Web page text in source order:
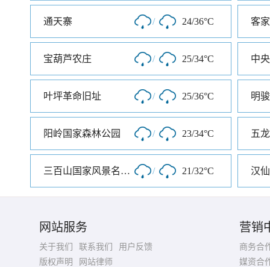
通天寨 / 24/36°C 客
宝葫芦农庄 / 25/34°C
叶坪革命旧址 / 25/36°C
阳岭国家森林公园 / 23/34°C 五
三百山国家风景名胜区 / 21/32°C 汉
网站服务
关于我们 联系我们
用户反馈
版权声明
网站律师
营销
商务合
媒资合